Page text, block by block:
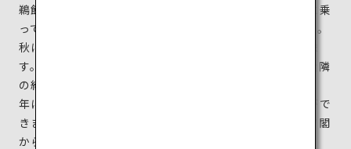
鵜飼による漁を観賞することができます。ぜひ屋形舟に乗
って、ライトアップされた錦帯橋の景色と共に楽しんで。
秋には、紅葉が生み出す美しい光景を見ることができま
す。黄色や赤に染まった落ち葉が絨毯のように広がる近隣
の紅葉スポット「紅葉谷公園」にも訪れてみて。また、
年に数回だけ、冬には雪の積もった絶景に出会うことがで
きます。錦帯橋のすぐ近くには「岩国城」があり、天守閣
から岩国市内を一望できるのでおすすめです。